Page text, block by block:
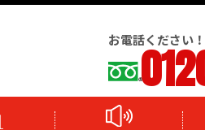
お電話ください